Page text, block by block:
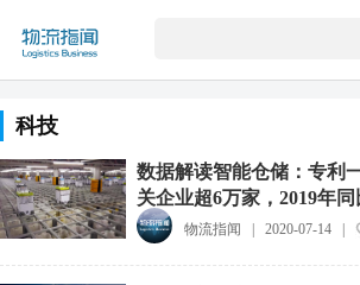
科技
数据解读智能仓储：专利
关企业超6万家，2019年
物流指闻 2020-07-14|